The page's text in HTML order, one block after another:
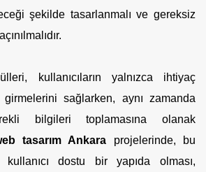
şekilde tasarlanmalı ve gereksiz
kullanıcıların yalnızca ihtiyaç
sağlarken, aynı zamanda
bilgileri toplamasına olanak
tasarım Ankara projelerinde, bu
kullanıcı dostu bir yapıda olması,